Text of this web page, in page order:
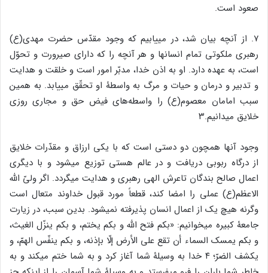
صعود است.
۷. از آنچه بیان شد، در می‏یابیم که وجود مقدّس حضرت مهدی(ع)
رهبری ملکوتی تمام انسان‏ها و هر آنچه را که دارای صیرورت و تحوّل
است، به عهده دارد. او به اذن خدا، مدبّر امور است و خلقت و هدایت
و تدبیر و درمان و حیات و مرگ به واسطۀ او تحقّق می‏یابد. به همین
سبب امامان معصوم(ع) را واسطه‌های فیض حق و مجاری روزی
خلایق می‏دانیم.۳
وجود آنها همچون دو دستی است که با یکی ارزاق و مقدّرات خلایق
از درگاه ربوبی دریافت و در عالم هستی توزیع می‏شود و با دیگری
اعمال صالح بندگان تاعرش الهی رهبری و هدایت می‏گردد. اگر ولیّ الله
الاعظم(ع) عملی را امضا کند، قطعاً مورد قبول خداوند متعال است
وگرنه هیچ یک از اعمال انسان پذیرفته نمی‏شود. بدین سبب، در زیارت
جامعۀ کبیره می‏خوانیم: «بکم فتح الله و بکم یختم، و بکم ینزّل الغیث،
و بکم یمسک السماء أن تقع علی الأرض إلّا بإذنه، و بکم ینفّس الهمّ، و
یکشف الضرّ؛ ۴ خدا به وسیلۀ شما آغاز کرد و به شما ختم می‏کند و به